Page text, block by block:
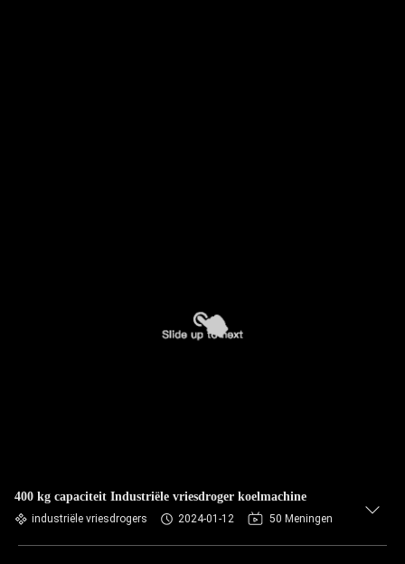
400 kg capaciteit Industriële vriesdroger koelmachine
industriële vriesdrogers 2024-01-12 50 Meningen